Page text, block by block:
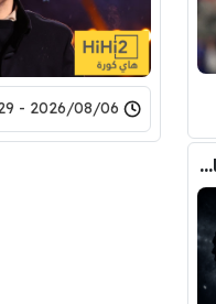
2026/08/06 - 01:29
بسبب صفقة واحدة .. خيبة أمل بسوق انتقالات ريال مدريد !